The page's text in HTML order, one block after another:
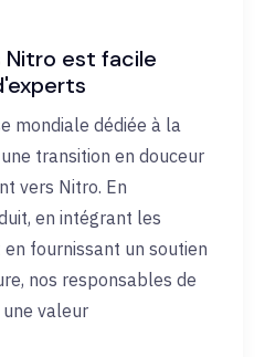
Nitro est facile
mondiale dédiée à la
transition en douceur
vers Nitro. En
en intégrant les
fournissant un soutien
nos responsables de
valeur